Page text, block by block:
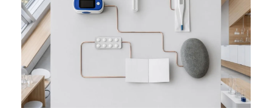
Հայերեն
Íslenska
Svenska
Bosanski